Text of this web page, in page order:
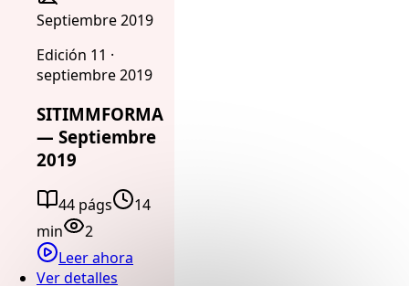
Septiembre 2019
Edición 11 ·
septiembre 2019
SITIMMFORMA
— Septiembre
2019
44 págs
14
min
2
Leer ahora
Ver detalles